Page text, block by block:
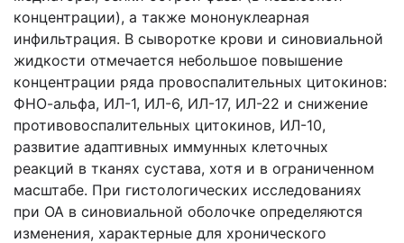
концентрации), а также мононуклеарная
инфильтрация. В сыворотке крови и синовиальной
жидкости отмечается небольшое повышение
концентрации ряда провоспалительных цитокинов:
ФНО-альфа, ИЛ-1, ИЛ-6, ИЛ-17, ИЛ-22 и снижение
противовоспалительных цитокинов, ИЛ-10,
развитие адаптивных иммунных клеточных
реакций в тканях сустава, хотя и в ограниченном
масштабе. При гистологических исследованиях
при ОА в синовиальной оболочке определяются
изменения, характерные для хронического